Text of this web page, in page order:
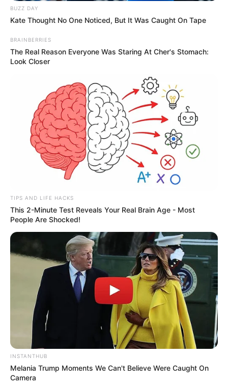
BUZZ DAY
Kate Thought No One Noticed, But It Was Caught On Tape
BRAINBERRIES
The Real Reason Everyone Was Staring At Cher's Stomach:
Look Closer
TIPS AND LIFE HACKS
This 2-Minute Test Reveals Your Real Brain Age - Most
People Are Shocked!
INSTANTHUB
Melania Trump Moments We Can't Believe Were Caught On
Camera